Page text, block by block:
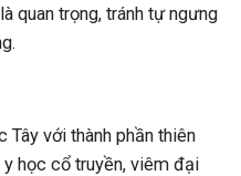
quan trọng, tránh tự ngưng
Tây với thành phần thiên
y học cổ truyền, viêm đại